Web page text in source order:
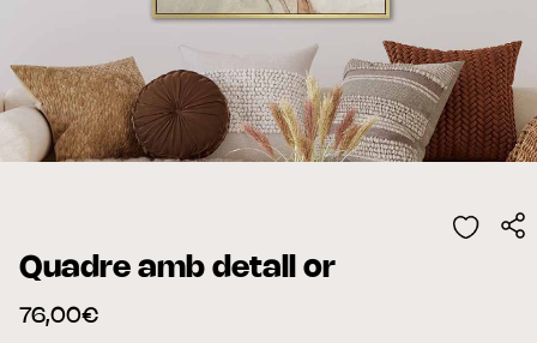
Quadre amb detall or
76,00€